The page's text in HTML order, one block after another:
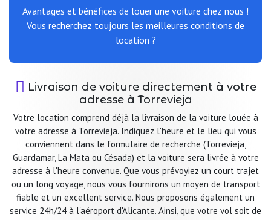
Avantages et bénéfices de louer une voiture chez nous !
Vous recherchez toujours les meilleures conditions de
location ?
Livraison de voiture directement à votre
adresse à Torrevieja
Votre location comprend déjà la livraison de la voiture louée à
votre adresse à Torrevieja. Indiquez l'heure et le lieu qui vous
conviennent dans le formulaire de recherche (Torrevieja,
Guardamar, La Mata ou Césada) et la voiture sera livrée à votre
adresse à l'heure convenue. Que vous prévoyiez un court trajet
ou un long voyage, nous vous fournirons un moyen de transport
fiable et un excellent service. Nous proposons également un
service 24h/24 à l'aéroport d'Alicante. Ainsi, que votre vol soit de